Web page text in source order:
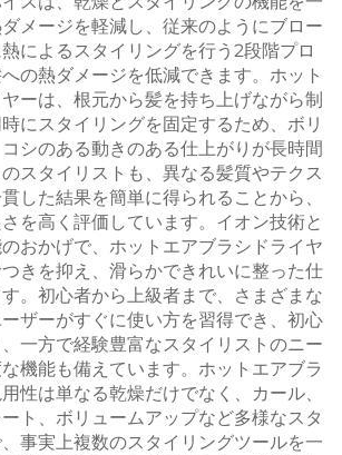
メージを軽減し、従来のようにブロー
によるスタイリングを行う2段階プロ
の熱ダメージを低減できます。ホット
ーは、根元から髪を持ち上げながら制
にスタイリングを固定するため、ボリ
シのある動きのある仕上がりが長時間
スタイリストも、異なる髪質やテクス
した結果を簡単に得られることから、
を高く評価しています。イオン技術と
おかげで、ホットエアブラシドライヤ
きを抑え、滑らかできれいに整った仕
。初心者から上級者まで、さまざまな
ザーがすぐに使い方を習得でき、初心
一方で経験豊富なスタイリストのニー
機能も備えています。ホットエアブラ
性は単なる乾燥だけでなく、カール、
ト、ボリュームアップなど多様なスタ
事実上複数のスタイリングツールを一